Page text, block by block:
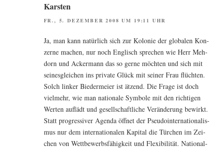
Karsten
FR., 5. DEZEMBER 2008 UM 19:11 UHR
Ja, man kann natür­lich sich zur Kolo­nie der glo­ba­len Kon­
zer­ne machen, nur noch Eng­lisch spre­chen wie Herr Meh­
dorn und Acker­mann das so ger­ne möch­ten und sich mit
sei­nes­glei­chen ins pri­va­te Glück mit sei­ner Frau flüch­ten.
Solch lin­ker Bie­der­mei­er ist ätzend. Die Fra­ge ist doch
viel­mehr, wie man natio­na­le Sym­bo­le mit den rich­ti­gen
Wer­ten auf­lädt und gesell­schaft­li­che Ver­än­de­rung bewirkt.
Statt pro­gres­si­ver Agen­da öff­net der Pseu­do­in­ter­na­tio­na­lis­
mus nur dem inter­na­tio­na­len Kapi­tal die Tür­chen im Zei­
chen von Wett­be­werbs­fä­hig­keit und Fle­xi­bi­li­tät. Natio­nal­